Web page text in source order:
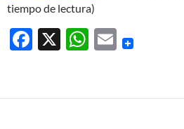
tiempo de lectura)
F
b
X
W
s
E